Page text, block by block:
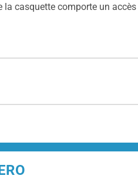
casquette comporte un